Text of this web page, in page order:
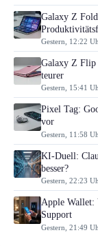
Galaxy Z
Gestern, 12:22
Galaxy Z Flip
teurer
Gestern, 15:41
Pixel Tag:
vor
Gestern, 11:58
KI-Duell:
besser?
Gestern, 22:23
Apple Wallet:
Support
Gestern, 21:49